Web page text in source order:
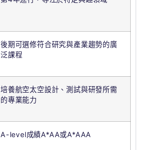
後期可選修符合研究與產業趨勢的廣
泛課程
培養航空太空設計、測試與研發所需
的專業能力
A-level成績A*AA或A*AAA